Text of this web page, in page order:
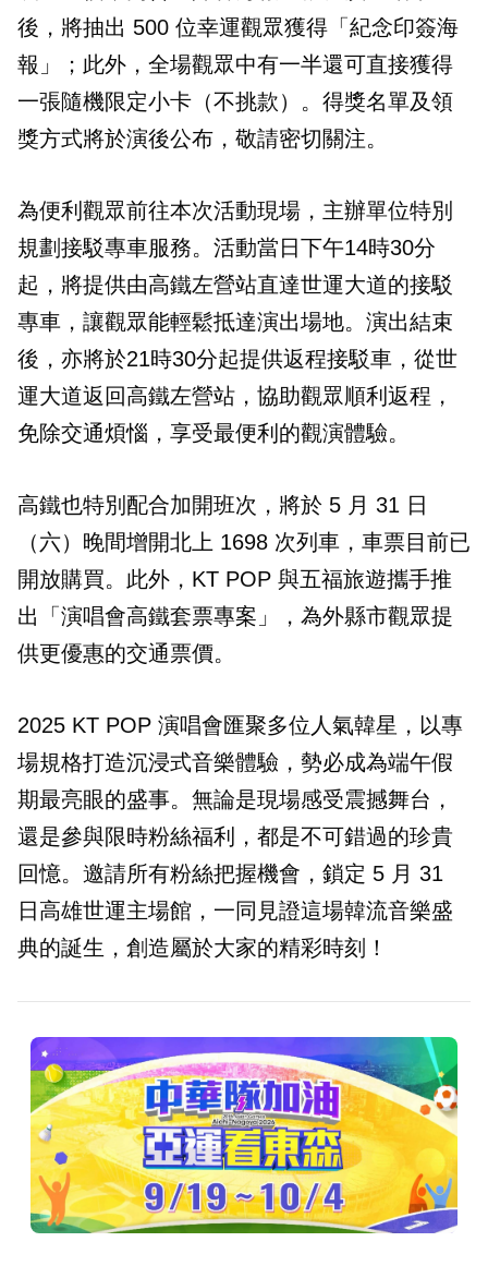
後，將抽出 500 位幸運觀眾獲得「紀念印簽海
報」；此外，全場觀眾中有一半還可直接獲得
一張隨機限定小卡（不挑款）。得獎名單及領
獎方式將於演後公布，敬請密切關注。
為便利觀眾前往本次活動現場，主辦單位特別
規劃接駁專車服務。活動當日下午14時30分
起，將提供由高鐵左營站直達世運大道的接駁
專車，讓觀眾能輕鬆抵達演出場地。演出結束
後，亦將於21時30分起提供返程接駁車，從世
運大道返回高鐵左營站，協助觀眾順利返程，
免除交通煩惱，享受最便利的觀演體驗。
高鐵也特別配合加開班次，將於 5 月 31 日
（六）晚間增開北上 1698 次列車，車票目前已
開放購買。此外，KT POP 與五福旅遊攜手推
出「演唱會高鐵套票專案」，為外縣市觀眾提
供更優惠的交通票價。
2025 KT POP 演唱會匯聚多位人氣韓星，以專
場規格打造沉浸式音樂體驗，勢必成為端午假
期最亮眼的盛事。無論是現場感受震撼舞台，
還是參與限時粉絲福利，都是不可錯過的珍貴
回憶。邀請所有粉絲把握機會，鎖定 5 月 31
日高雄世運主場館，一同見證這場韓流音樂盛
典的誕生，創造屬於大家的精彩時刻！